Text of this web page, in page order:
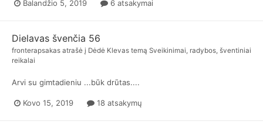
Balandžio 5, 2019 6 atsakymai
Dielavas švenčia 56
fronterapsakas atrašė į Dėdė Klevas temą Sveikinimai, radybos, šventiniai
reikalai
Arvi su gimtadieniu ...būk drūtas....
Kovo 15, 2019 18 atsakymų